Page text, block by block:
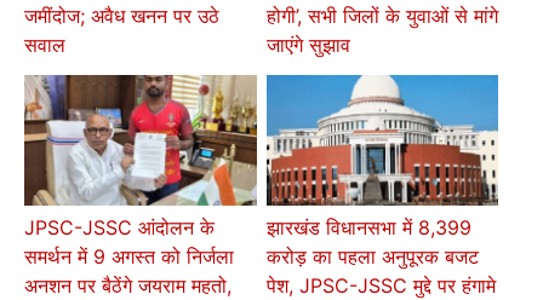
जमींदोज; अवैध खनन पर उठे
सवाल
होगी’, सभी जिलों के युवाओं से मांगे
जाएंगे सुझाव
JPSC-JSSC आंदोलन के
समर्थन में 9 अगस्त को निर्जला
अनशन पर बैठेंगे जयराम महतो,
झारखंड विधानसभा में 8,399
करोड़ का पहला अनुपूरक बजट
पेश, JPSC-JSSC मुद्दे पर हंगामे